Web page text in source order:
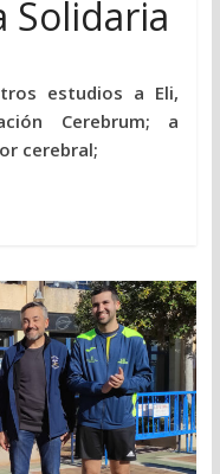
Solidaria
estudios a Eli,
Cerebrum; a
cerebral;